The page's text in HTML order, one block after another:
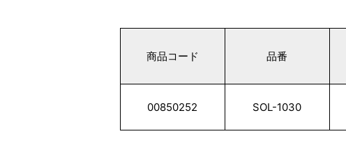
商品コード
00850252
品番
SOL-1030